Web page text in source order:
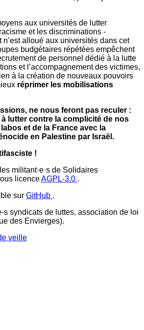
aux universités de lutter
et les discriminations -
n’est alloué aux universités dans cet
budgétaires répétées empêchent
de personnel dédié à la lutte
et l’accompagnement des victimes,
à la création de nouveaux pouvoirs
réprimer les mobilisations
ne nous feront pas reculer :
lutter contre la complicité de nos
et de la France avec la
en Palestine par Israël.
!
militant·e·s de Solidaires
licenceAGPL-3.0 .
sur GitHub .
s syndicats de luttes, association de loi
des Envierges).
veille